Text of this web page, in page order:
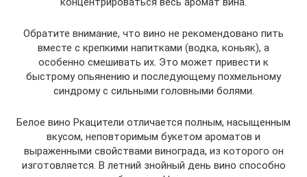
Обратите внимание, что вино не рекомендовано пить
вместе с крепкими напитками (водка, коньяк), а
особенно смешивать их. Это может привести к
быстрому опьянению и последующему похмельному
синдрому с сильными головными болями.
Белое вино Ркацители отличается полным, насыщенным
вкусом, неповторимым букетом ароматов и
выраженными свойствами винограда, из которого он
изготовляется. В летний знойный день вино способно